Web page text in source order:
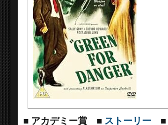
■ アカデミー賞 ■ ストーリー ■